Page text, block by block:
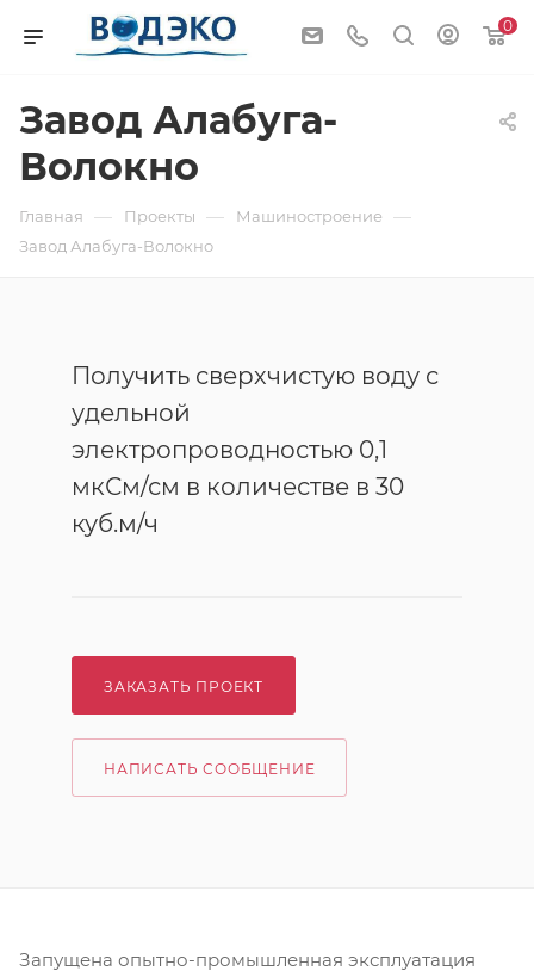
0
Завод Алабуга-
Волокно
Главная — Проекты — Машиностроение —
Завод Алабуга-Волокно
Получить сверхчистую воду с
удельной
электропроводностью 0,1
мкСм/см в количестве в 30
куб.м/ч
ЗАКАЗАТЬ ПРОЕКТ
НАПИСАТЬ СООБЩЕНИЕ
Запущена опытно-промышленная эксплуатация